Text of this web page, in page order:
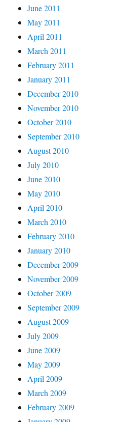
June 2011
May 2011
April 2011
March 2011
February 2011
January 2011
December 2010
November 2010
October 2010
September 2010
August 2010
July 2010
June 2010
May 2010
April 2010
March 2010
February 2010
January 2010
December 2009
November 2009
October 2009
September 2009
August 2009
July 2009
June 2009
May 2009
April 2009
March 2009
February 2009